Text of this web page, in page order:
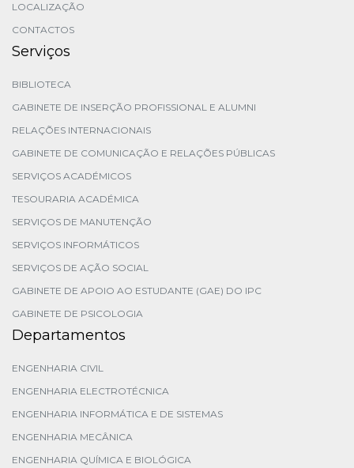
LOCALIZAÇÃO
CONTACTOS
Serviços
BIBLIOTECA
GABINETE DE INSERÇÃO PROFISSIONAL E ALUMNI
RELAÇÕES INTERNACIONAIS
GABINETE DE COMUNICAÇÃO E RELAÇÕES PÚBLICAS
SERVIÇOS ACADÉMICOS
TESOURARIA ACADÉMICA
SERVIÇOS DE MANUTENÇÃO
SERVIÇOS INFORMÁTICOS
SERVIÇOS DE AÇÃO SOCIAL
GABINETE DE APOIO AO ESTUDANTE (GAE) DO IPC
GABINETE DE PSICOLOGIA
Departamentos
ENGENHARIA CIVIL
ENGENHARIA ELECTROTÉCNICA
ENGENHARIA INFORMÁTICA E DE SISTEMAS
ENGENHARIA MECÂNICA
ENGENHARIA QUÍMICA E BIOLÓGICA